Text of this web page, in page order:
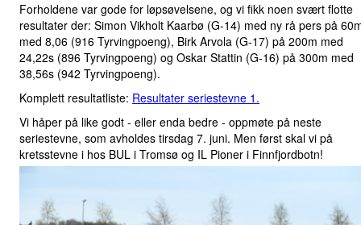
Forholdene var gode for løpsøvelsene, og vi fikk noen svært flotte
resultater der: Simon Vikholt Kaarbø (G-14) med ny rå pers på
med 8,06 (916 Tyrvingpoeng), Birk Arvola (G-17) på 200m med
24,22s (896 Tyrvingpoeng) og Oskar Stattin (G-16) på 300m med
38,56s (942 Tyrvingpoeng).
Komplett resultatliste: Resultater seriestevne 1 .
Vi håper på like godt - eller enda bedre - oppmøte på neste
seriestevne, som avholdes tirsdag 7. juni. Men først skal vi på
kretsstevne i hos BUL i Tromsø og IL Pioner i Finnfjordbotn!